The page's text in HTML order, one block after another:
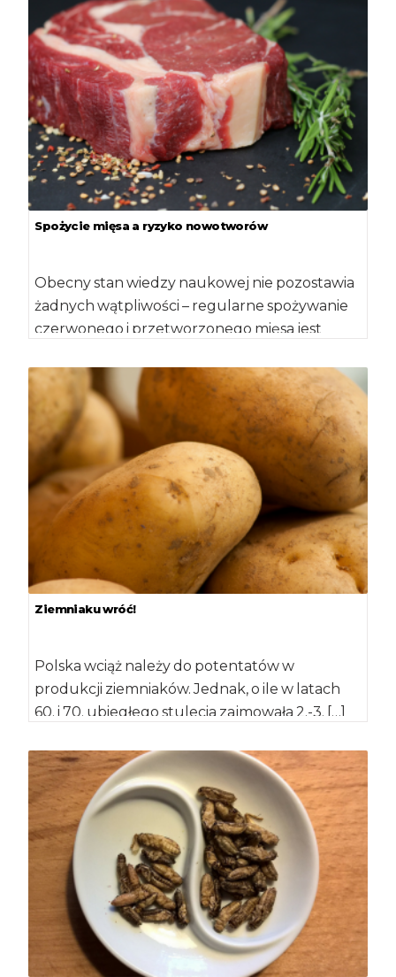
Spożycie mięsa a ryzyko nowotworów
Obecny stan wiedzy naukowej nie pozostawia
żadnych wątpliwości – regularne spożywanie
czerwonego i przetworzonego mięsa jest
na nowotwory […]
Ziemniaku wróć!
Polska wciąż należy do potentatów w
produkcji ziemniaków. Jednak, o ile w latach
60. i 70. ubiegłego stulecia zajmowała 2.-3. […]